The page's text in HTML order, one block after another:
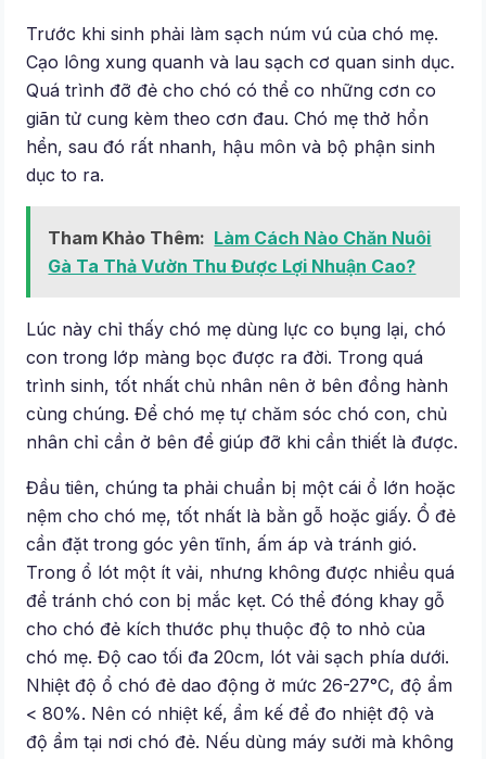
Trước khi sinh phải làm sạch núm vú của chó mẹ.
Cạo lông xung quanh và lau sạch cơ quan sinh dục.
Quá trình đỡ đẻ cho chó có thể co những cơn co
giãn tử cung kèm theo cơn đau. Chó mẹ thở hổn
hển, sau đó rất nhanh, hậu môn và bộ phận sinh
dục to ra.
Tham Khảo Thêm: Làm Cách Nào Chăn Nuôi
Gà Ta Thả Vườn Thu Được Lợi Nhuận Cao?
Lúc này chỉ thấy chó mẹ dùng lực co bụng lại, chó
con trong lớp màng bọc được ra đời. Trong quá
trình sinh, tốt nhất chủ nhân nên ở bên đồng hành
cùng chúng. Để chó mẹ tự chăm sóc chó con, chủ
nhân chỉ cần ở bên để giúp đỡ khi cần thiết là được.
Đầu tiên, chúng ta phải chuẩn bị một cái ổ lớn hoặc
nệm cho chó mẹ, tốt nhất là bằn gỗ hoặc giấy. Ổ đẻ
cần đặt trong góc yên tĩnh, ấm áp và tránh gió.
Trong ổ lót một ít vải, nhưng không được nhiều quá
để tránh chó con bị mắc kẹt. Có thể đóng khay gỗ
cho chó đẻ kích thước phụ thuộc độ to nhỏ của
chó mẹ. Độ cao tối đa 20cm, lót vải sạch phía dưới.
Nhiệt độ ổ chó đẻ dao động ở mức 26-27°C, độ ẩm
< 80%. Nên có nhiệt kế, ẩm kế để đo nhiệt độ và
độ ẩm tại nơi chó đẻ. Nếu dùng máy sưởi mà không